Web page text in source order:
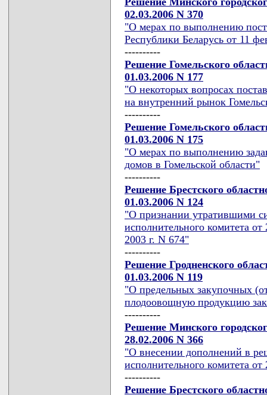
02.03.2006 N 370
"О мерах по выполнению
Республики Беларусь от 11
----------
Решение Гомельского
01.03.2006 N 177
"О некоторых вопросах
на внутренний рынок
----------
Решение Гомельского
01.03.2006 N 175
"О мерах по выполнению
домов в Гомельской области"
----------
Решение Брестского
01.03.2006 N 124
"О признании утратившими
исполнительного комитета
2003 г. N 674"
----------
Решение Гродненского
01.03.2006 N 119
"О предельных закупочных
плодоовощную продукцию
----------
Решение Минского
28.02.2006 N 366
"О внесении дополнений в
исполнительного комитета
----------
Решение Брестского